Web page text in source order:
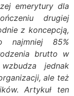
emerytury dla
drugiej
z koncepcją,
najmniej 85%
brutto w
jednak
ale też
Artykuł ten